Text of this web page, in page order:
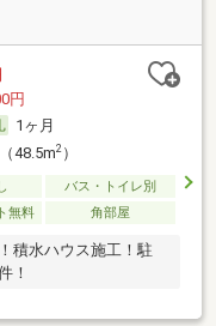
円
1ヶ月
48.5m2）
バス・トイレ別
無料 角部屋
積水ハウス施工！駐
！